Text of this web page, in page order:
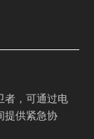
者，可通过电
提供紧急协